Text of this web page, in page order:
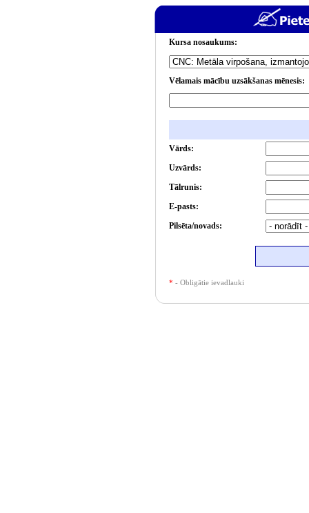
Kursa nosaukums:
Vēlamais mācību uzsākšanas mēnesis:
Vārds:
Uzvārds:
Tālrunis:
E-pasts:
Pilsēta/novads:
* - Obligātie ievadlauki